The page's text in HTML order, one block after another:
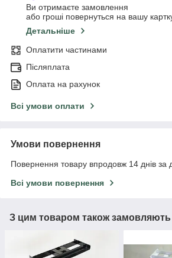
Ви отримаєте замовлення
або гроші повернуться на вашу
Детальніше
Оплатити частинами
Післяплата
Оплата на рахунок
Всі умови оплати
Умови повернення
Повернення товару впродовж 14 днів за
Всі умови повернення
З цим товаром також замовляють